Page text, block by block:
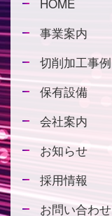
事業案内
切削加工事例
保有設備
会社案内
お知らせ
採用情報
お問い合わせ